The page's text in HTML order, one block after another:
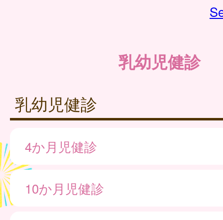
乳幼児健診
乳幼児健診
4か月児健診
10か月児健診